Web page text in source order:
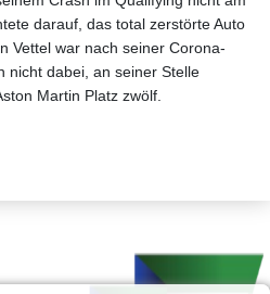
darauf, das total zerstörte Auto
Vettel war nach seiner Corona-
nicht dabei, an seiner Stelle
Martin Platz zwölf.